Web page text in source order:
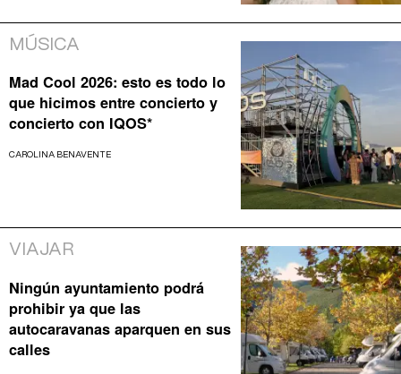
MÚSICA
Mad Cool 2026: esto es todo lo
que hicimos entre concierto y
concierto con IQOS*
CAROLINA BENAVENTE
VIAJAR
Ningún ayuntamiento podrá
prohibir ya que las
autocaravanas aparquen en sus
calles